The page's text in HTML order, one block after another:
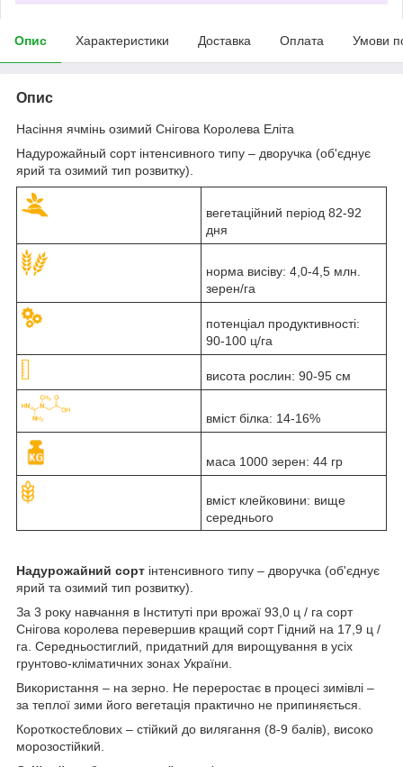
Опис Характеристики Доставка Оплата Умови
Опис
Насіння ячмінь озимий Снігова Королева Еліта
Надурожайный сорт інтенсивного типу – дворучка (об'єднує
ярий та озимий тип розвитку).
вегетаційний період 82-92
дня
норма висіву: 4,0-4,5 млн.
зерен/га
потенціал продуктивності:
90-100 ц/га
висота рослин: 90-95 см
вміст білка: 14-16%
маса 1000 зерен: 44 гр
вміст клейковини: вище
середнього
Надурожайний сорт інтенсивного типу – дворучка (об'єднує
ярий та озимий тип розвитку).
За 3 року навчання в Інституті при врожаї 93,0 ц / га сорт
Снігова королева перевершив кращий сорт Гідний на 17,9 ц /
га. Середньостиглий, придатний для вирощування в усіх
грунтово-кліматичних зонах України.
Використання – на зерно. Не переростає в процесі зимівлі –
за теплої зими його вегетація практично не припиняється.
Короткостеблових – стійкий до вилягання (8-9 балів), високо
морозостійкий.